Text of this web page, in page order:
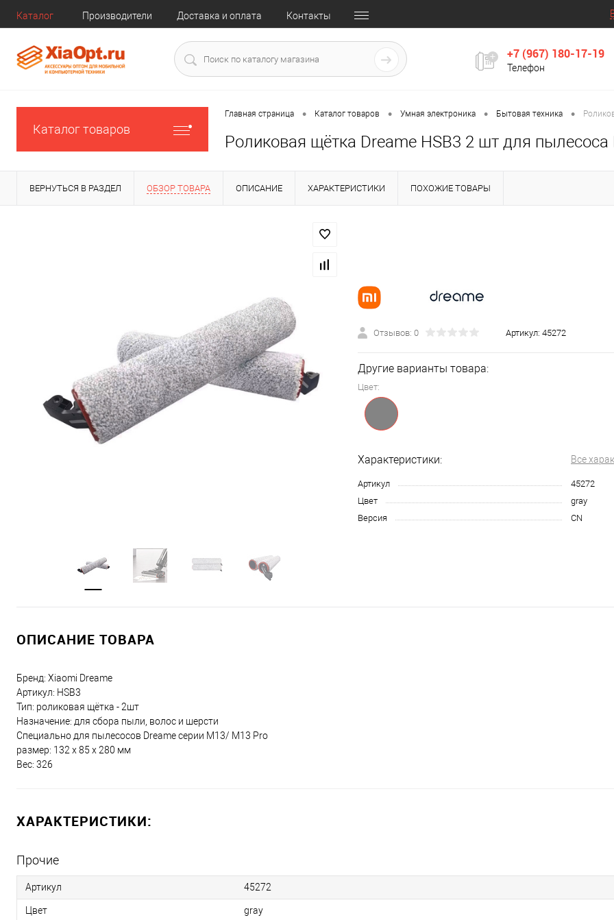
Каталог Производители Доставка и оплата Контакты
+7 (967) 180-17-19
Телефон
Каталог товаров
Главная страница • Каталог товаров • Умная электроника • Бытовая техника •
Роликовая щётка Dreame HSB3 2 шт для
ВЕРНУТЬСЯ В РАЗДЕЛ ОБЗОР ТОВАРА ОПИСАНИЕ ХАРАКТЕРИСТИКИ ПОХОЖИЕ ТОВАРЫ
Отзывов: 0 Артикул: 45272
Другие варианты товара:
Цвет:
Характеристики: Все
Артикул
45272
Цвет
gray
Версия
CN
ОПИСАНИЕ ТОВАРА
Бренд: Xiaomi Dreame
Артикул: HSB3
Тип: роликовая щётка - 2шт
Назначение: для сбора пыли, волос и шерсти
Специально для пылесосов Dreame серии M13/ M13 Pro
размер: 132 х 85 х 280 мм
Вес: 326
ХАРАКТЕРИСТИКИ:
Прочие
Артикул 45272
Цвет gray